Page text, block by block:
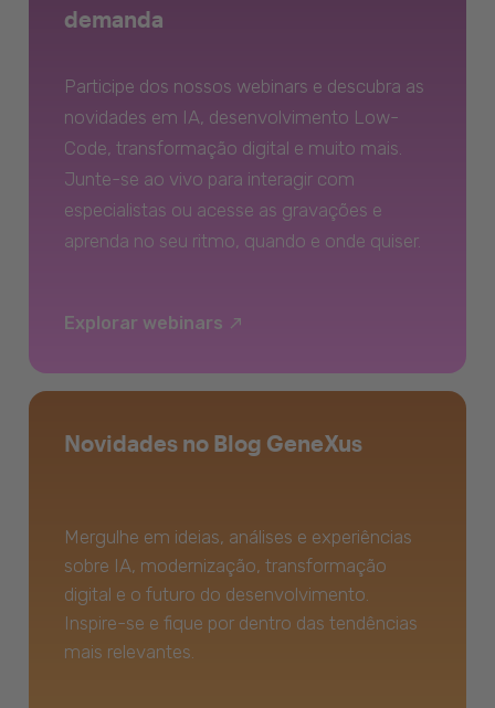
demanda
Participe dos nossos webinars e descubra as
novidades em IA, desenvolvimento Low-
Code, transformação digital e muito mais.
Junte-se ao vivo para interagir com
especialistas ou acesse as gravações e
aprenda no seu ritmo, quando e onde quiser.
Explorar webinars
Novidades no Blog GeneXus
Mergulhe em ideias, análises e experiências
sobre IA, modernização, transformação
digital e o futuro do desenvolvimento.
Inspire-se e fique por dentro das tendências
mais relevantes.